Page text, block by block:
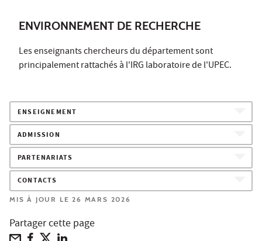
ENVIRONNEMENT DE RECHERCHE
Les enseignants chercheurs du département sont
principalement rattachés à l'IRG laboratoire de l'UPEC.
ENSEIGNEMENT
ADMISSION
PARTENARIATS
CONTACTS
MIS À JOUR LE 26 MARS 2026
Partager cette page